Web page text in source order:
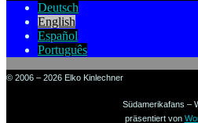
Deutsch
English
Español
Português
© 2006 – 2026 Elko Kinlechner
Südamerikafans –
präsentiert von